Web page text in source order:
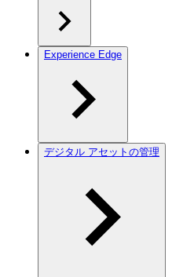
Experience Edge
デジタル アセットの管理